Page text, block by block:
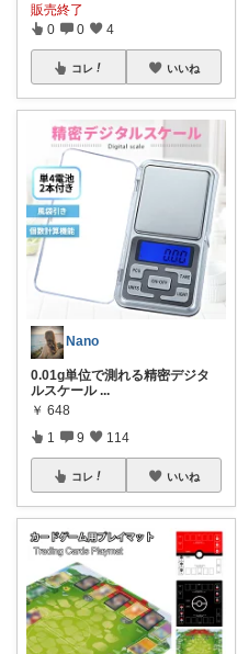
販売終了
0 0 4
コレ いいね
Nano
0.01g単位で測れる精密デジタ
ルスケール ...
￥ 648
1 9 114
コレ いいね